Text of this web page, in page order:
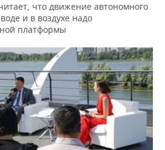
что движение автономного
и в воздухе надо
платформы